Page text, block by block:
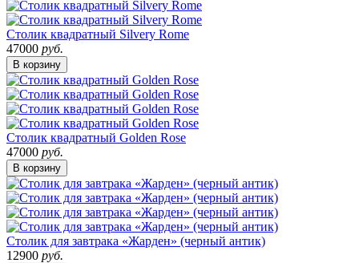
Столик квадратный Silvery Rome
47000 руб.
В корзину
Столик квадратный Golden Rose
47000 руб.
В корзину
Столик для завтрака «Жарден» (черный антик)
12900 руб.